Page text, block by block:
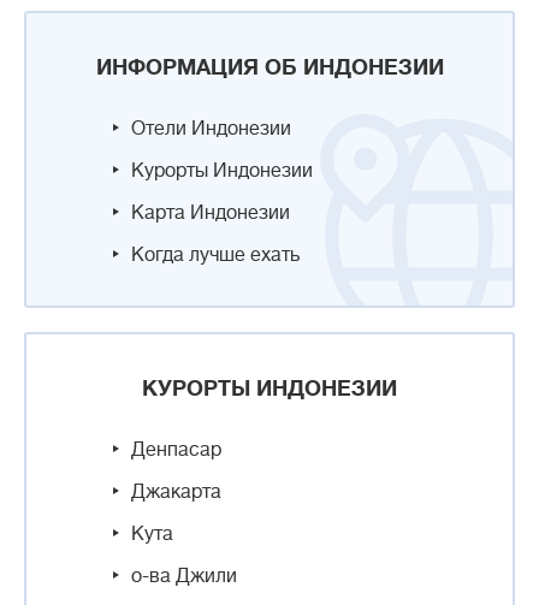
ИНФОРМАЦИЯ ОБ ИНДОНЕЗИИ
Отели Индонезии
Курорты Индонезии
Карта Индонезии
Когда лучше ехать
КУРОРТЫ ИНДОНЕЗИИ
Денпасар
Джакарта
Кута
о-ва Джили